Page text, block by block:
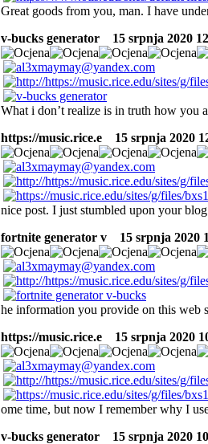
Great goods from you, man. I have
v-bucks generator
15 srpnja 2020
What i don’t realize is in truth how you
https://music.rice.e
15 srpnja 2020
nice post. I just stumbled upon your
fortnite generator v
15 srpnja 2020
he information you provide on this web
https://music.rice.e
15 srpnja 2020
ome time, but now I remember why I
v-bucks generator
15 srpnja 2020